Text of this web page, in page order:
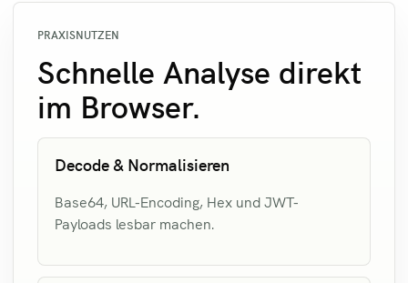
PRAXISNUTZEN
Schnelle Analyse direkt
im Browser.
Decode & Normalisieren
Base64, URL-Encoding, Hex und JWT-
Payloads lesbar machen.